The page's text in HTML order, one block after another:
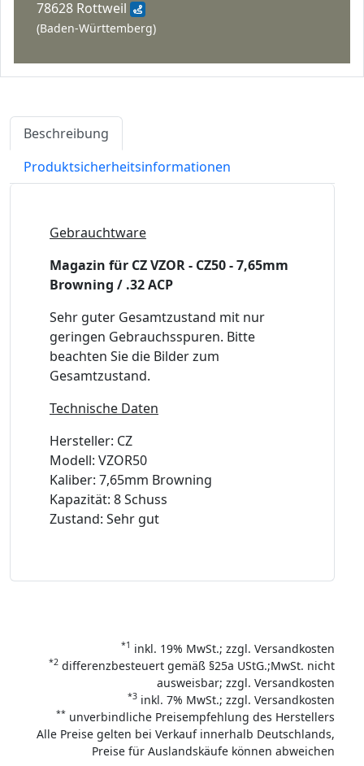
78628 Rottweil
(Baden-Württemberg)
Beschreibung
Produktsicherheitsinformationen
Gebrauchtware
Magazin für CZ VZOR - CZ50 - 7,65mm
Browning / .32 ACP
Sehr guter Gesamtzustand mit nur
geringen Gebrauchsspuren. Bitte
beachten Sie die Bilder zum
Gesamtzustand.
Technische Daten
Hersteller: CZ
Modell: VZOR50
Kaliber: 7,65mm Browning
Kapazität: 8 Schuss
Zustand: Sehr gut
*1 inkl. 19% MwSt.; zzgl. Versandkosten
*2 differenzbesteuert gemäß §25a UStG.;MwSt. nicht
ausweisbar; zzgl. Versandkosten
*3 inkl. 7% MwSt.; zzgl. Versandkosten
** unverbindliche Preisempfehlung des Herstellers
Alle Preise gelten bei Verkauf innerhalb Deutschlands,
Preise für Auslandskäufe können abweichen